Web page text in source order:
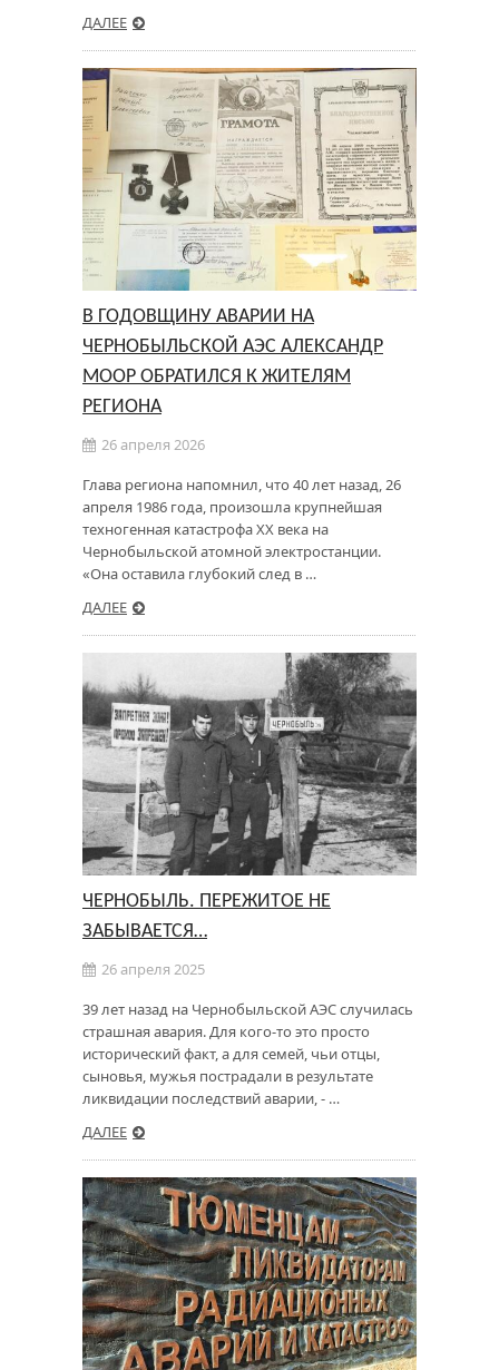
ДАЛЕЕ
В ГОДОВЩИНУ АВАРИИ НА
ЧЕРНОБЫЛЬСКОЙ АЭС АЛЕКСАНДР
МООР ОБРАТИЛСЯ К ЖИТЕЛЯМ
РЕГИОНА
26 апреля 2026
Глава региона напомнил, что 40 лет назад, 26
апреля 1986 года, произошла крупнейшая
техногенная катастрофа XX века на
Чернобыльской атомной электростанции.
«Она оставила глубокий след в …
ДАЛЕЕ
ЧЕРНОБЫЛЬ. ПЕРЕЖИТОЕ НЕ
ЗАБЫВАЕТСЯ…
26 апреля 2025
39 лет назад на Чернобыльской АЭС случилась
страшная авария. Для кого-то это просто
исторический факт, а для семей, чьи отцы,
сыновья, мужья пострадали в результате
ликвидации последствий аварии, - …
ДАЛЕЕ